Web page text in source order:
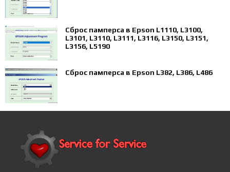
Сброс памперса в Epson L1110, L3100,
L3101, L3110, L3111, L3116, L3150, L3151,
L3156, L5190
Сброс памперса в Epson L382, L386, L486